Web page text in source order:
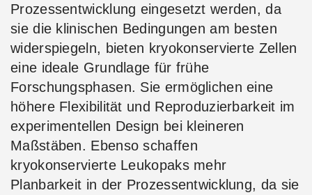
Prozessentwicklung eingesetzt werden, da
sie die klinischen Bedingungen am besten
widerspiegeln, bieten kryokonservierte Zellen
eine ideale Grundlage für frühe
Forschungsphasen. Sie ermöglichen eine
höhere Flexibilität und Reproduzierbarkeit im
experimentellen Design bei kleineren
Maßstäben. Ebenso schaffen
kryokonservierte Leukopaks mehr
Planbarkeit in der Prozessentwicklung, da sie